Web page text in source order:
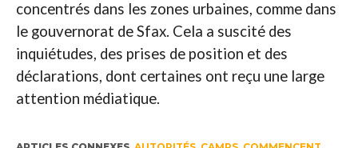
concentrés dans les zones urbaines, comme dans
le gouvernorat de Sfax. Cela a suscité des
inquiétudes, des prises de position et des
déclarations, dont certaines ont reçu une large
attention médiatique.